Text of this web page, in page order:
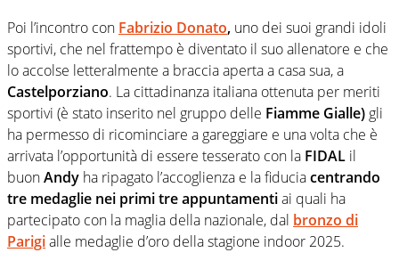
Poi l’incontro con Fabrizio Donato, uno dei suoi grandi idoli
sportivi, che nel frattempo è diventato il suo allenatore e che
lo accolse letteralmente a braccia aperta a casa sua, a
Castelporziano. La cittadinanza italiana ottenuta per meriti
sportivi (è stato inserito nel gruppo delle Fiamme Gialle) gli
ha permesso di ricominciare a gareggiare e una volta che è
arrivata l’opportunità di essere tesserato con la FIDAL il
buonAndy ha ripagato l’accoglienza e la fiduciacentrando
tre medaglie nei primi tre appuntamentiai quali ha
partecipato con la maglia della nazionale, dal bronzo di
Parigialle medaglie d’oro della stagione indoor 2025.